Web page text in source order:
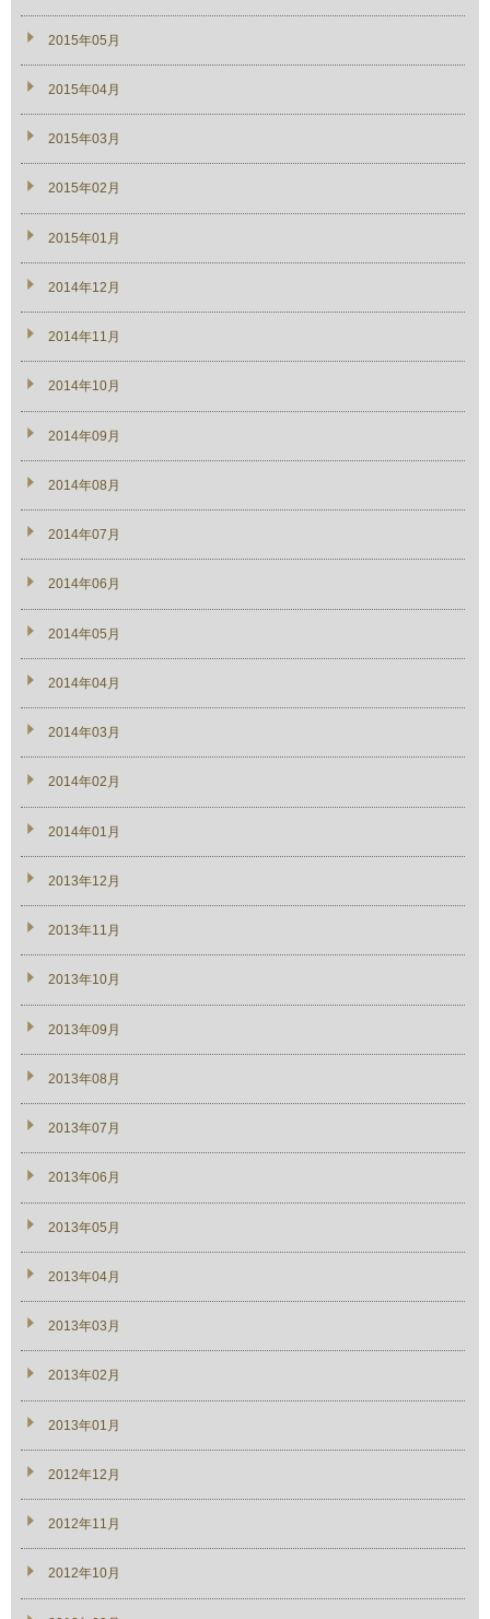
2015年05月
2015年04月
2015年03月
2015年02月
2015年01月
2014年12月
2014年11月
2014年10月
2014年09月
2014年08月
2014年07月
2014年06月
2014年05月
2014年04月
2014年03月
2014年02月
2014年01月
2013年12月
2013年11月
2013年10月
2013年09月
2013年08月
2013年07月
2013年06月
2013年05月
2013年04月
2013年03月
2013年02月
2013年01月
2012年12月
2012年11月
2012年10月